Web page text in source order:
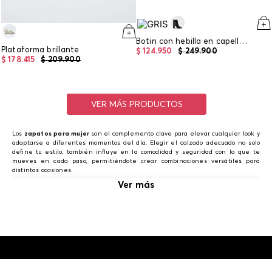
Plataforma brillante
$ 209.900
$ 178.415
Botin con hebilla en capellada y placa metalica
$ 249.900
$ 124.950
Los zapatos para mujerson el complemento clave para elevar cualquier look y
adaptarse a diferentes momentos del día. Elegir el calzado adecuado no solo
define tu estilo, también influye en la comodidad y seguridad con la que te
mueves en cada paso, permitiéndote crear combinaciones versátiles para
distintas ocasiones.
Zapatos para mujer: tenis, sandalias, botas y
siluetas más relajadas hasta propuestas más sofisticadas, encontrarás
Ver más